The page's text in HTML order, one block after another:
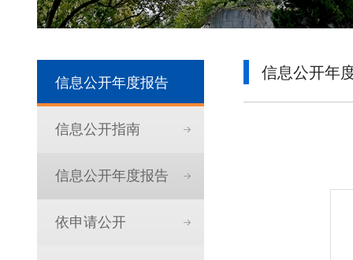
信息公开年度报告
信息公开指南
信息公开年度报告
依申请公开
信息公开年